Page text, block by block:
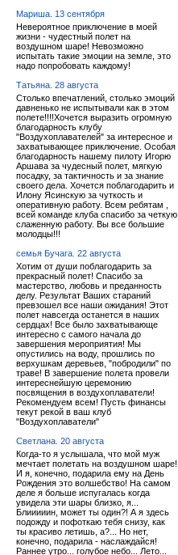
Мариша. 13 сентября
Невероятное приключение в моей
жизни - чудестный полет на
воздушном шаре! Невозможно
испытать такие эмоции на земле, это
надо попробовать каждому!
Татьяна. 28 августа
Столько впечатлений, столько эмоций
давненько не испытывали как в этом
полете!!!!Хочется выразить огромную
благодарность клубу
"Воздухоплавателей" за интересное и
захватывающее приключение. Особая
благодарность нашему пилоту Игорю
Аршава за чудесный полет, мягкую
посадку, за тактичность и за знание
своего дела. Хочется поблагодарить и
Илону Ясинскую за чуткость и
оперативную работу. Всем ребятам ,
всей команде клуба спасибо за четкую
слаженную работу. Вы все большие
молодцы!!!
семья Бучага. 22 августа
Хотим от души поблагодарить за
прекрасный полет! Спасибо за
мастерство, любовь и преданность
делу. Результат Ваших стараний
превзошел все наши ожидания! Этот
полет навсегда останется в наших
сердцах! Все было захватывающе
интересно с самого начала до
завершения мероприятия! Мы
опустились на воду, прошлись по
верхушкам деревьев, "побродили" по
траве! В завершение полета провели
интереснейшую церемонию
посвящения в воздухоплаватели!
Рекомендуем всем! Пусть финансы
текут рекой в ваш клуб
"Воздухоплаватели"
Светлана. 20 августа
Когда-то я услышала, что мой муж
мечтает полетать на воздушном шаре!
И я, конечно, подарила ему на День
Рождения это волшебство! На самом
деле я больше испугалась когда
увидела эти шары близко, я...
Блииииин, может ты один?! А я здесь
подожду и пофоткаю тебя снизу, как
ты красиво летишь, а?... Но нет,
конечно, подарила - наслаждайся!
Раннее утро... голубое небо... Лето...